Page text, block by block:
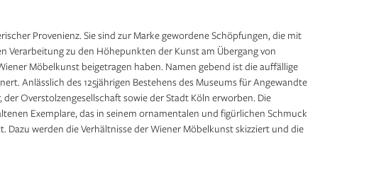
Provenienz. Sie sind zur Marke gewordene Schöpfungen, die mit
Verarbeitung zu den Höhepunkten der Kunst am Übergang von
Möbelkunst beigetragen haben. Namen gebend ist die auffällige
Anlässlich des 125jährigen Bestehens des Museums für Angewandte
Overstolzengesellschaft sowie der Stadt Köln erworben. Die
Exemplare, das in seinem ornamentalen und figürlichen Schmuck
werden die Verhältnisse der Wiener Möbelkunst skizziert und die